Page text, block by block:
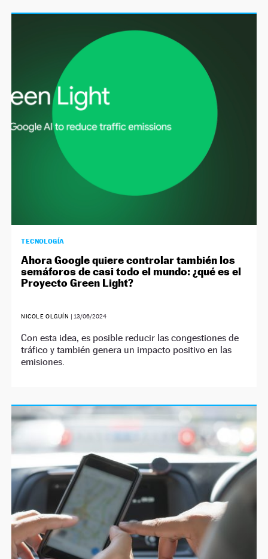
TECNOLOGÍA
Ahora Google quiere controlar también los
semáforos de casi todo el mundo: ¿qué es el
Proyecto Green Light?
NICOLE OLGUÍN | 13/06/2024
Con esta idea, es posible reducir las congestiones de
tráfico y también genera un impacto positivo en las
emisiones.